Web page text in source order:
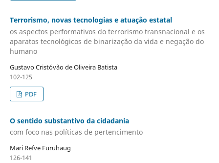
Terrorismo, novas tecnologias e atuação estatal
os aspectos performativos do terrorismo transnacional e os
aparatos tecnológicos de binarização da vida e negação do
humano
Gustavo Cristóvão de Oliveira Batista
102-125
PDF
O sentido substantivo da cidadania
com foco nas políticas de pertencimento
Mari Refve Furuhaug
126-141